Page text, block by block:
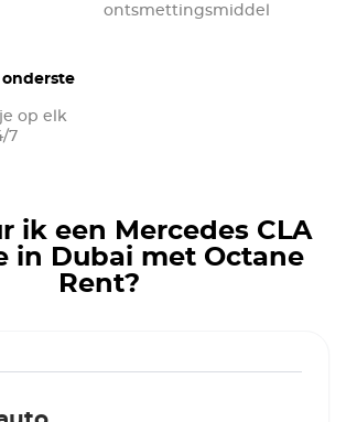
ontsmettingsmiddel
onderste
op elk
7
ik een Mercedes CLA
in Dubai met Octane
Rent?